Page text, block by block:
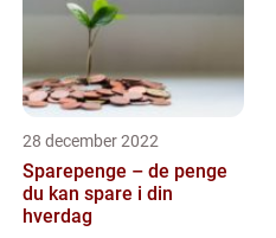
28 december 2022
Sparepenge – de penge
du kan spare i din
hverdag